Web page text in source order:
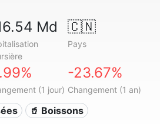
Md 🇨🇳
Pays
(1 jour)
-23.67%
Changement (1 an)
🥤 Boissons